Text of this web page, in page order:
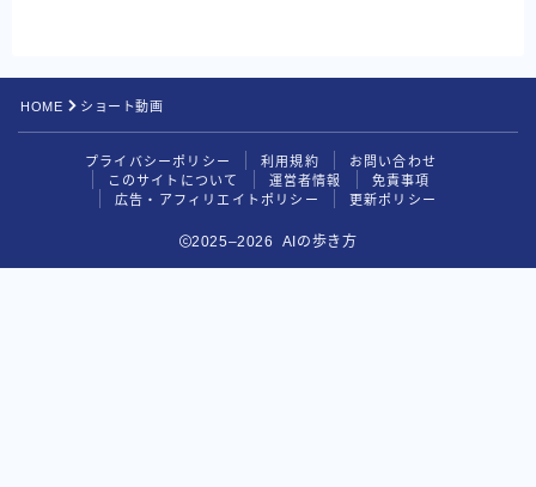
Perplexity
目的別で探す
画像生成AI
HOME ショート動画
プライバシーポリシー 利用規約
お問い合わせ
このサイトについて
運営者情報
免責事項
広告・アフィリエイトポリシー
更新ポリシー
2025–2026 AIの歩き方